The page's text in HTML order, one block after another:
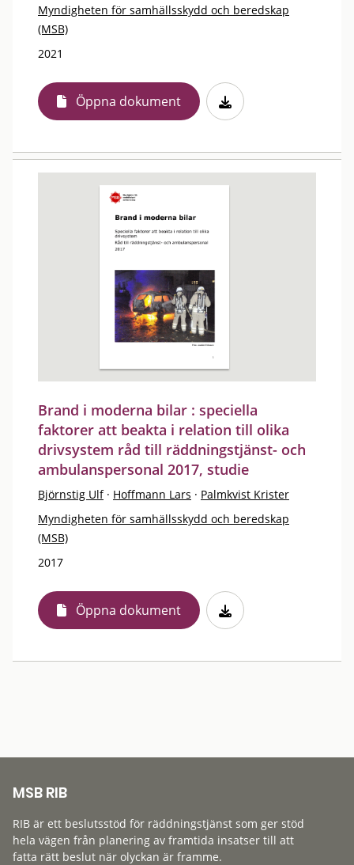
Myndigheten för samhällsskydd och beredskap
(MSB)
2021
Öppna dokument
Brand i moderna bilar : speciella
faktorer att beakta i relation till olika
drivsystem råd till räddningstjänst- och
ambulanspersonal 2017, studie
Björnstig Ulf · Hoffmann Lars · Palmkvist Krister
Myndigheten för samhällsskydd och beredskap
(MSB)
2017
Öppna dokument
MSB RIB
RIB är ett beslutsstöd för räddningstjänst som ger stöd
hela vägen från planering av framtida insatser till att
fatta rätt beslut när olyckan är framme.